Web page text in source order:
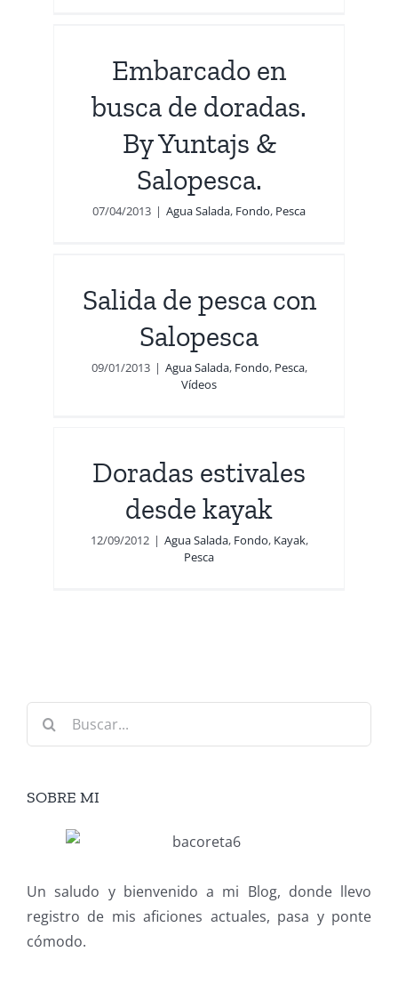
Embarcado en
busca de doradas.
By Yuntajs &
Salopesca.
07/04/2013 | Agua Salada, Fondo, Pesca
Salida de pesca con
Salopesca
09/01/2013 | Agua Salada, Fondo, Pesca,
Vídeos
Doradas estivales
desde kayak
12/09/2012 | Agua Salada, Fondo, Kayak,
Pesca
Buscar:
SOBRE MI
Un saludo y bienvenido a mi Blog, donde llevo
registro de mis aficiones actuales, pasa y ponte
cómodo.